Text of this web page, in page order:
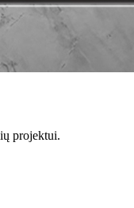
projektui.